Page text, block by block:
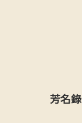
芳名錄